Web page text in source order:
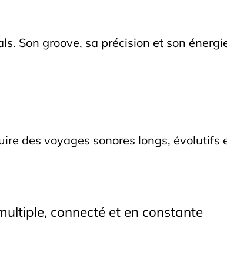
Son groove, sa précision et son
des voyages sonores longs, évolutifs
connecté et en constante